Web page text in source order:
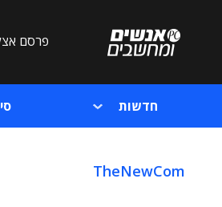
פרסם
חדשות
TheNewCom